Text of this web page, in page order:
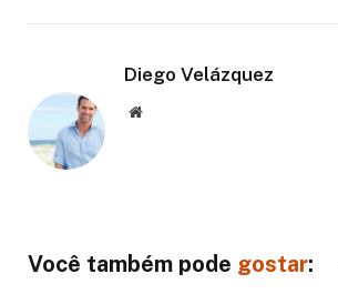
Diego Velázquez
Website
Você também pode gostar: